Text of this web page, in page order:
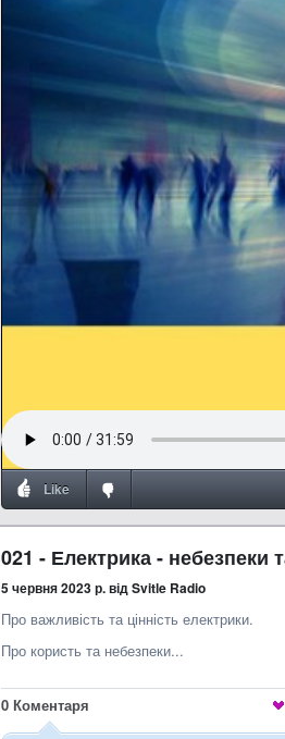
Like
021 - Електрика - небезпеки
5 червня 2023 р.від Svitle Radio
Про важливість та цінність електрики.
Про користь та небезпеки...
0 Коментаря